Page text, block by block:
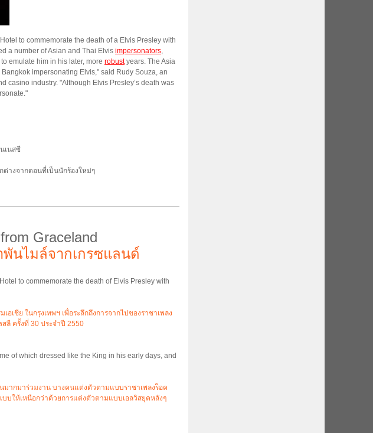
to commemorate the death of a Elvis Presley with
a number of Asian and Thai Elvis impersonators,
emulate him in his later, more robust years. The Asia
impersonating Elvis," said Rudy Souza, an
casino industry. "Although Elvis Presley’s death was
เนสซี
ต่างจากตอนที่เป็นนักร้องใหม่ๆ
Graceland
นไมล์จากเกรซแลนด์
to commemorate the death of Elvis Presley with
เชีย ในกรุงเทพฯ เพื่อระลึกถึงการจากไปของราชาเพลง
สลี ครั้งที่ 30 ประจำปี 2550
of which dressed like the King in his early days, and
มากมาร่วมงาน บางคนแต่งตัวตามแบบราชาเพลงร็อค
บให้เหนือกว่าด้วยการแต่งตัวตามแบบเอลวิสยุคหลังๆ